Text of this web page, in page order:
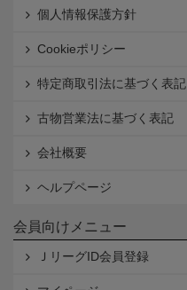
個人情報保護方針
Cookieポリシー
特定商取引法に基づく表記
古物営業法に基づく表記
会社概要
ヘルプページ
会員向けメニュー
ＪリーグID会員登録